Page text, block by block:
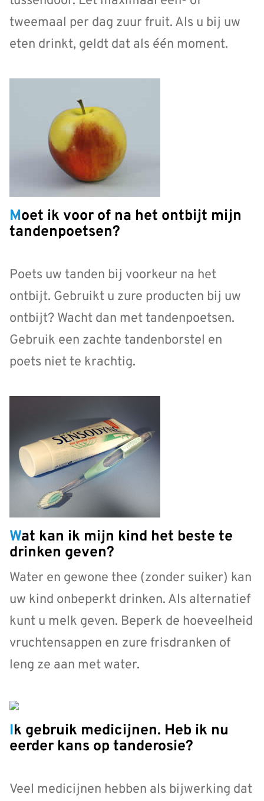
tweemaal per dag zuur fruit. Als u bij uw
eten drinkt, geldt dat als één moment.
Moet ik voor of na het ontbijt mijn
tandenpoetsen?
Poets uw tanden bij voorkeur na het
ontbijt. Gebruikt u zure producten bij uw
ontbijt? Wacht dan met tandenpoetsen.
Gebruik een zachte tandenborstel en
poets niet te krachtig.
Wat kan ik mijn kind het beste te
drinken geven?
Water en gewone thee (zonder suiker) kan
uw kind onbeperkt drinken. Als alternatief
kunt u melk geven. Beperk de hoeveelheid
vruchtensappen en zure frisdranken of
leng ze aan met water.
Ik gebruik medicijnen. Heb ik nu
eerder kans op tanderosie?
Veel medicijnen hebben als bijwerking dat